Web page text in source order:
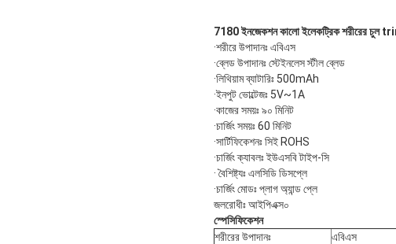
7180 ইনজেকশন কালো ইলেকট্রিক শরীরের চুল
·শরীরে উপাদানঃ এবিএস
·ব্লেড উপাদানঃ স্টেইনলেস স্টীল ব্লেড
·লিথিয়াম ব্যাটারিঃ 500mAh
·ইনপুট ভোল্টেজঃ 5V~1A
·কাজের সময়ঃ ৯০ মিনিট
·চার্জিং সময়ঃ 60 মিনিট
·সার্টিফিকেশনঃ সিই ROHS
·চার্জিং ক্যাবলঃ ইউএসবি টাইপ-সি
· বৈশিষ্ট্যঃ এলসিডি ডিসপ্লে
·চার্জিং মোডঃ প্লাগ অ্যান্ড প্লে
জলরোধীঃ আইপিএক্স০
স্পেসিফিকেশন
শরীরের উপাদানঃ
এবিএস